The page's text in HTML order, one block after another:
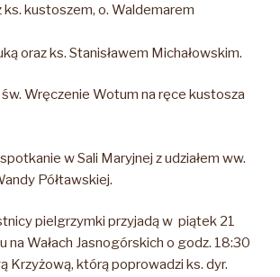
kustoszem, o. Waldemarem
oraz ks. Stanisławem Michałowskim.
Wręczenie Wotum na ręce kustosza
w Sali Maryjnej z udziałem ww.
Półtawskiej.
pielgrzymki przyjadą w piątek 21
na Wałach Jasnogórskich o godz. 18:30
Krzyżową, którą poprowadzi ks. dyr.